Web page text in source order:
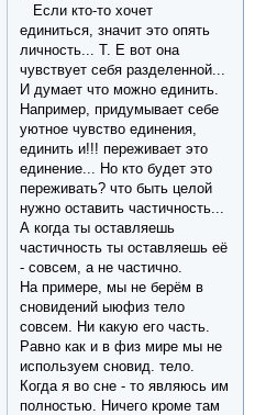
Если кто-то хочет
единиться, значит это опять
личность... Т. Е вот она
чувствует себя разделенной...
И думает что можно единить.
Например, придумывает себе
уютное чувство единения,
единить и!!! переживает это
единение... Но кто будет это
переживать? что быть целой
нужно оставить частичность...
А когда ты оставляешь
частичность ты оставляешь её
- совсем, а не частично.
На примере, мы не берём в
сновидений ыюфиз тело
совсем. Ни какую его часть.
Равно как и в физ мире мы не
используем сновид. тело.
Когда я во сне - то являюсь им
полностью. Ничего кроме там